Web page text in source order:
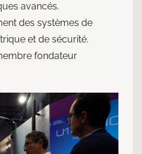
avancés.
des systèmes de
et de sécurité.
fondateur